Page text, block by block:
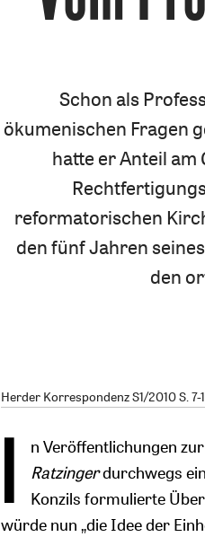
Schon als
ökumenischen Fragen
hatte er Anteil
reformatorischen
den fünf Jahren
den
Herder Korrespondenz S1/2010 S.
I n Veröffentlichungen
Ratzingerdurchwegs
Konzils formulierte
würde nun „die Idee der